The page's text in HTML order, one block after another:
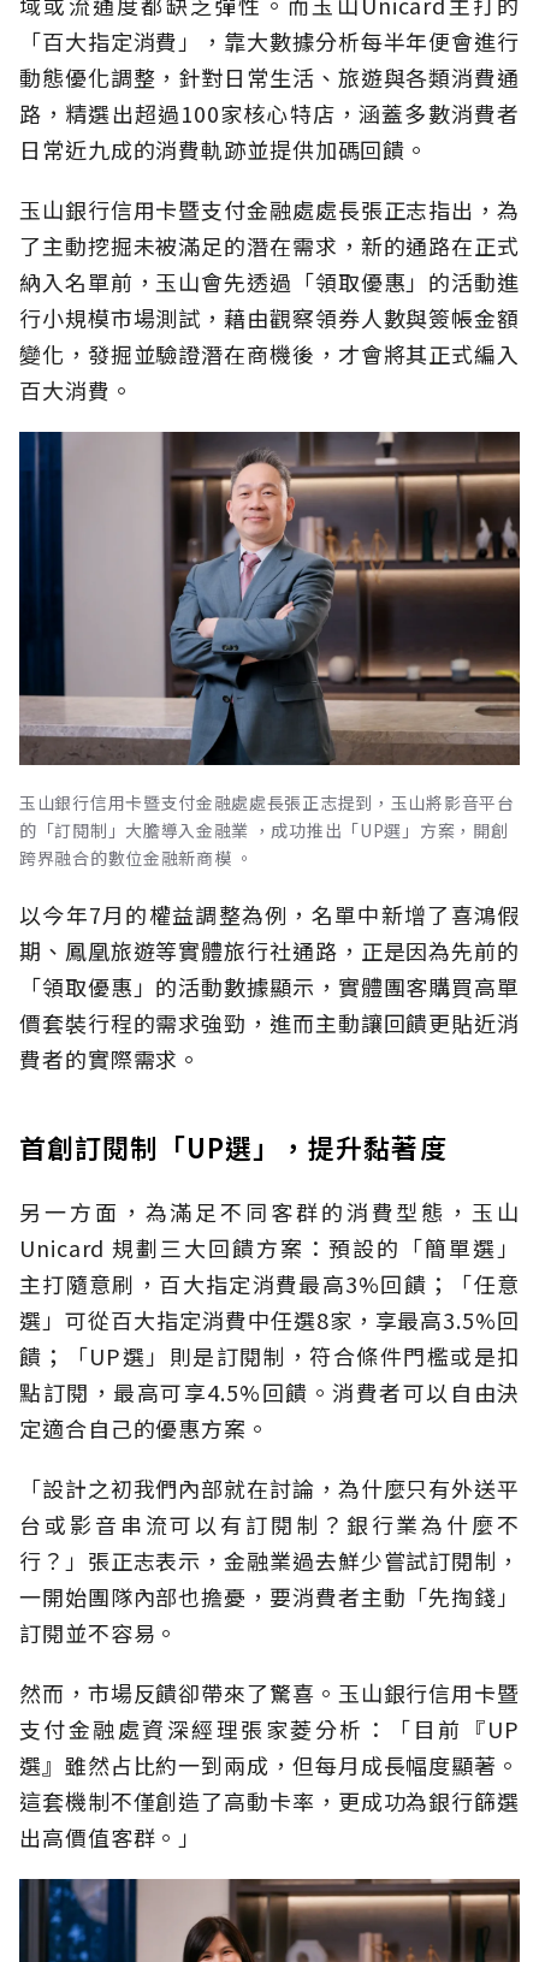
「百大指定消費」，靠大數據分析每半年便會進行
動態優化調整，針對日常生活、旅遊與各類消費通
路，精選出超過100家核心特店，涵蓋多數消費者
日常近九成的消費軌跡並提供加碼回饋。
玉山銀行信用卡暨支付金融處處長張正志指出，為
了主動挖掘未被滿足的潛在需求，新的通路在正式
納入名單前，玉山會先透過「領取優惠」的活動進
行小規模市場測試，藉由觀察領券人數與簽帳金額
變化，發掘並驗證潛在商機後，才會將其正式編入
百大消費。
玉山銀行信用卡暨支付金融處處長張正志提到，玉山將影音平台
的「訂閱制」大膽導入金融業 ，成功推出「UP選」方案，開創
跨界融合的數位金融新商模 。
以今年7月的權益調整為例，名單中新增了喜鴻假
期、鳳凰旅遊等實體旅行社通路，正是因為先前的
「領取優惠」的活動數據顯示，實體團客購買高單
價套裝行程的需求強勁，進而主動讓回饋更貼近消
費者的實際需求。
首創訂閱制「UP選」，提升黏著度
另一方面，為滿足不同客群的消費型態，玉山
Unicard 規劃三大回饋方案：預設的「簡單選」
主打隨意刷，百大指定消費最高3%回饋；「任意
選」可從百大指定消費中任選8家，享最高3.5%回
饋；「UP選」則是訂閱制，符合條件門檻或是扣
點訂閱，最高可享4.5%回饋。消費者可以自由決
定適合自己的優惠方案。
「設計之初我們內部就在討論，為什麼只有外送平
台或影音串流可以有訂閱制？銀行業為什麼不
行？」張正志表示，金融業過去鮮少嘗試訂閱制，
一開始團隊內部也擔憂，要消費者主動「先掏錢」
訂閱並不容易。
然而，市場反饋卻帶來了驚喜。玉山銀行信用卡暨
支付金融處資深經理張家菱分析：「目前『UP
選』雖然占比約一到兩成，但每月成長幅度顯著。
這套機制不僅創造了高動卡率，更成功為銀行篩選
出高價值客群。」